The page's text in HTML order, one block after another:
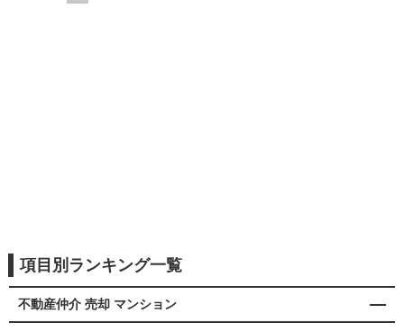
項目別ランキング一覧
不動産仲介 売却 マンション